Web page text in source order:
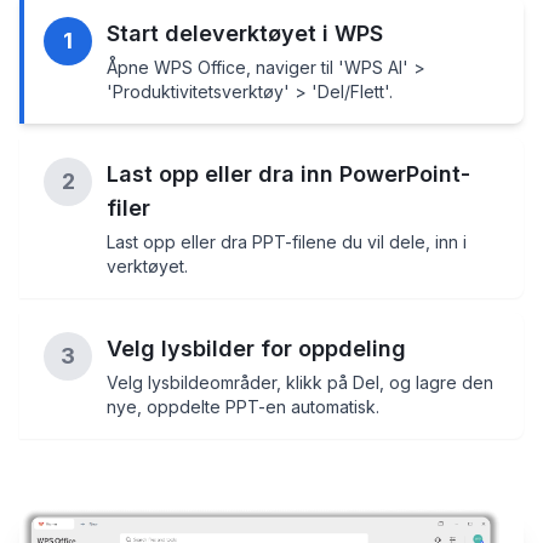
1 Start deleverktøyet i WPS
Åpne WPS Office, naviger til 'WPS AI' >
'Produktivitetsverktøy' > 'Del/Flett'.
2
Last opp eller dra inn PowerPoint-
filer
Last opp eller dra PPT-filene du vil dele, inn i
verktøyet.
3 Velg lysbilder for oppdeling
Velg lysbildeområder, klikk på Del, og lagre den
nye, oppdelte PPT-en automatisk.